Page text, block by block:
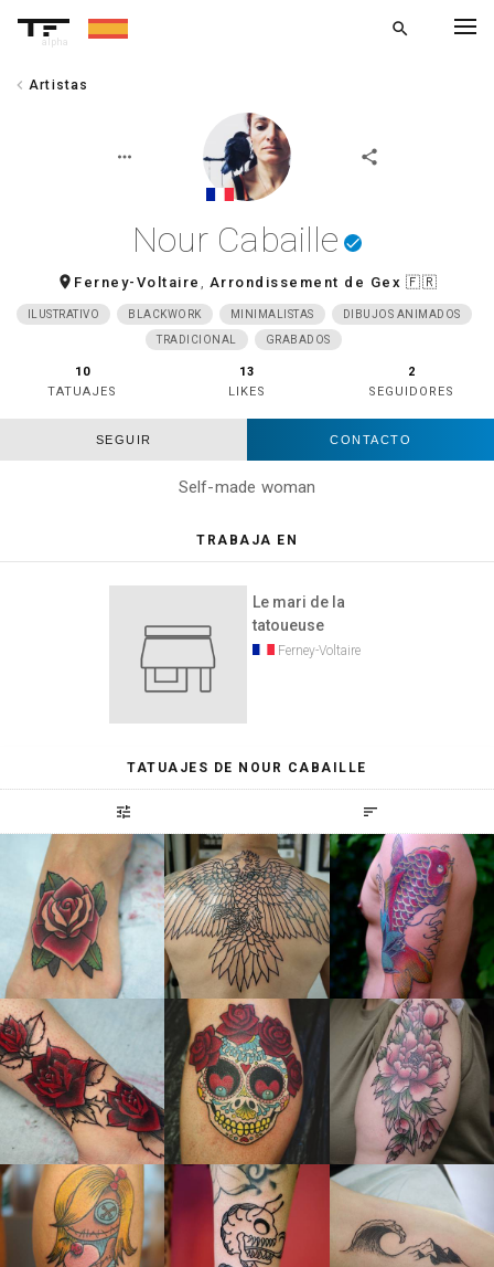
alpha
search
chevron_left Artistas
more_horiz share
Nour Cabaille done
room Ferney-Voltaire , Arrondissement de Gex 🇫🇷
ILUSTRATIVO BLACKWORK MINIMALISTAS DIBUJOS ANIMADOS
TRADICIONAL GRABADOS
10
TATUAJES
13
LIKES
2
SEGUIDORES
SEGUIR CONTACTO
Self-made woman
TRABAJA EN
Le mari de la
tatoueuse
Ferney-Voltaire
TATUAJES DE NOUR CABAILLE
tune sort